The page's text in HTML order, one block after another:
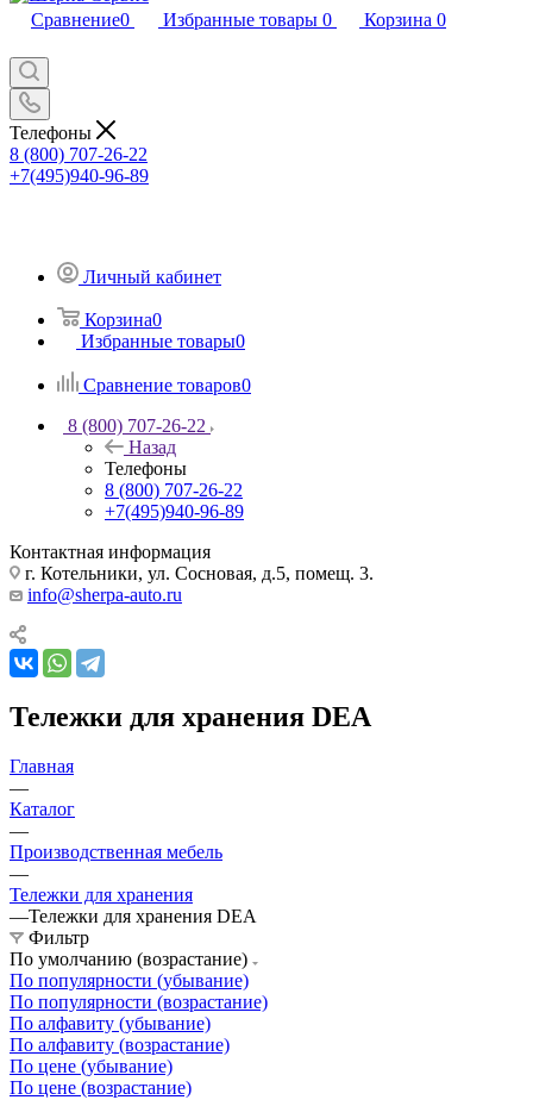
Сравнение0 Избранные товары 0 Корзина 0
Телефоны
8 (800) 707-26-22
+7(495)940-96-89
Личный кабинет
Корзина0
Избранные товары0
Сравнение товаров0
8 (800) 707-26-22
Назад
Телефоны
8 (800) 707-26-22
+7(495)940-96-89
Контактная информация
г. Котельники, ул. Сосновая, д.5, помещ. 3.
info@sherpa-auto.ru
Тележки для хранения DEA
Главная
—
Каталог
—
Производственная мебель
—
Тележки для хранения
—Тележки для хранения DEA
Фильтр
По умолчанию (возрастание)
По популярности (убывание)
По популярности (возрастание)
По алфавиту (убывание)
По алфавиту (возрастание)
По цене (убывание)
По цене (возрастание)